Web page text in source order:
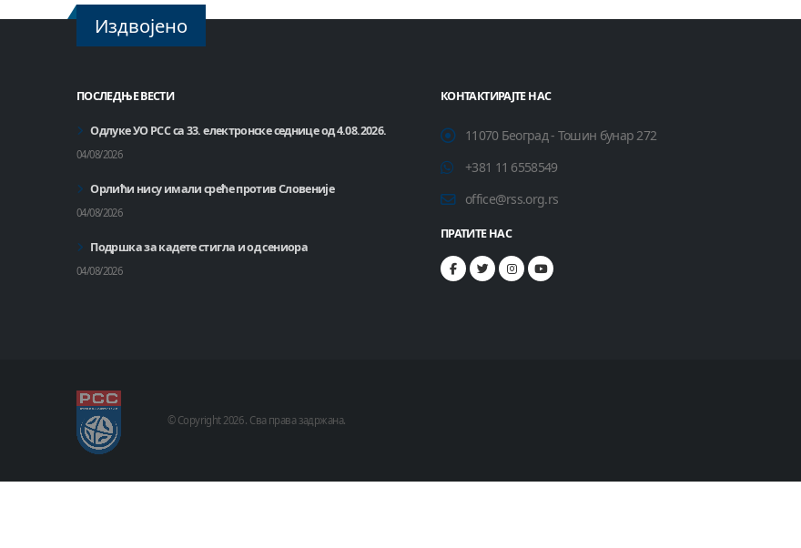
Издвојено
ПОСЛЕДЊЕ ВЕСТИ
Одлуке УО РСС са 33. електронске седнице од 4.08.2026.
04/08/2026
Орлићи нису имали среће против Словеније
04/08/2026
Подршка за кадете стигла и од сениора
04/08/2026
КОНТАКТИРАЈТЕ НАС
11070 Београд - Тошин бунар 272
+381 11 6558549
office@rss.org.rs
ПРАТИТЕ НАС
© Copyright 2026 . Сва права задржана.